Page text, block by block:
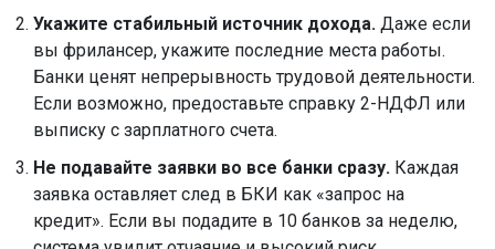
Укажите стабильный источник дохода. Даже если
вы фрилансер, укажите последние места работы.
Банки ценят непрерывность трудовой деятельности.
Если возможно, предоставьте справку 2-НДФЛ или
выписку с зарплатного счета.
Не подавайте заявки во все банки сразу. Каждая
заявка оставляет след в БКИ как «запрос на
кредит». Если вы подадите в 10 банков за неделю,